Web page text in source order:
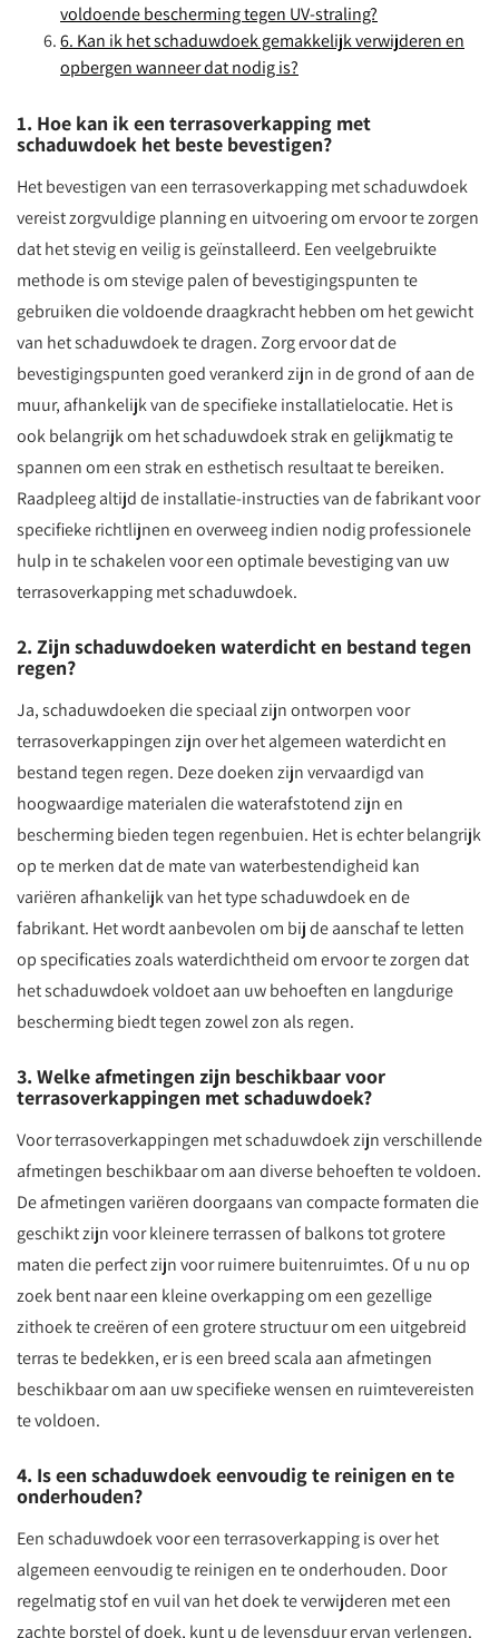
voldoende bescherming tegen UV-straling?
6. Kan ik het schaduwdoek gemakkelijk verwijderen en
opbergen wanneer dat nodig is?
1. Hoe kan ik een terrasoverkapping met
schaduwdoek het beste bevestigen?
Het bevestigen van een terrasoverkapping met schaduwdoek
vereist zorgvuldige planning en uitvoering om ervoor te zorgen
dat het stevig en veilig is geïnstalleerd. Een veelgebruikte
methode is om stevige palen of bevestigingspunten te
gebruiken die voldoende draagkracht hebben om het gewicht
van het schaduwdoek te dragen. Zorg ervoor dat de
bevestigingspunten goed verankerd zijn in de grond of aan de
muur, afhankelijk van de specifieke installatielocatie. Het is
ook belangrijk om het schaduwdoek strak en gelijkmatig te
spannen om een strak en esthetisch resultaat te bereiken.
Raadpleeg altijd de installatie-instructies van de fabrikant voor
specifieke richtlijnen en overweeg indien nodig professionele
hulp in te schakelen voor een optimale bevestiging van uw
terrasoverkapping met schaduwdoek.
2. Zijn schaduwdoeken waterdicht en bestand tegen
regen?
Ja, schaduwdoeken die speciaal zijn ontworpen voor
terrasoverkappingen zijn over het algemeen waterdicht en
bestand tegen regen. Deze doeken zijn vervaardigd van
hoogwaardige materialen die waterafstotend zijn en
bescherming bieden tegen regenbuien. Het is echter belangrijk
op te merken dat de mate van waterbestendigheid kan
variëren afhankelijk van het type schaduwdoek en de
fabrikant. Het wordt aanbevolen om bij de aanschaf te letten
op specificaties zoals waterdichtheid om ervoor te zorgen dat
het schaduwdoek voldoet aan uw behoeften en langdurige
bescherming biedt tegen zowel zon als regen.
3. Welke afmetingen zijn beschikbaar voor
terrasoverkappingen met schaduwdoek?
Voor terrasoverkappingen met schaduwdoek zijn verschillende
afmetingen beschikbaar om aan diverse behoeften te voldoen.
De afmetingen variëren doorgaans van compacte formaten die
geschikt zijn voor kleinere terrassen of balkons tot grotere
maten die perfect zijn voor ruimere buitenruimtes. Of u nu op
zoek bent naar een kleine overkapping om een gezellige
zithoek te creëren of een grotere structuur om een uitgebreid
terras te bedekken, er is een breed scala aan afmetingen
beschikbaar om aan uw specifieke wensen en ruimtevereisten
te voldoen.
4. Is een schaduwdoek eenvoudig te reinigen en te
onderhouden?
Een schaduwdoek voor een terrasoverkapping is over het
algemeen eenvoudig te reinigen en te onderhouden. Door
regelmatig stof en vuil van het doek te verwijderen met een
zachte borstel of doek, kunt u de levensduur ervan verlengen.